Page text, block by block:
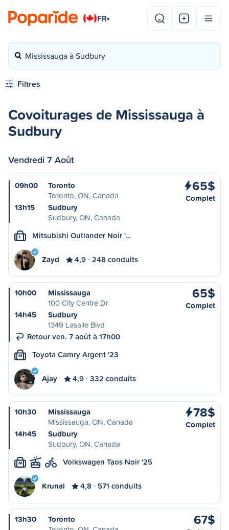
FR▾
Mississauga à Sudbury
Filtres
Covoiturages de Mississauga à
Sudbury
Vendredi 7 Août
09h00
Toronto
Toronto, ON, Canada
13h15
Sudbury
Sudbury, ON, Canada
65$
Complet
L Mitsubishi Outlander Noir '…
Zayd 4,9 248 conduits
10h00
Mississauga
100 City Centre Dr
14h45
Sudbury
1349 Lasalle Blvd
Retour ven. 7 août à 17h00
65$
Complet
M Toyota Camry Argent '23
Ajay 4,9 332 conduits
10h30
Mississauga
Mississauga, ON, Canada
14h45
Sudbury
Sudbury, ON, Canada
78$
Complet
M Volkswagen Taos Noir '25
Krunal 4,8 571 conduits
13h30
Toronto
67$